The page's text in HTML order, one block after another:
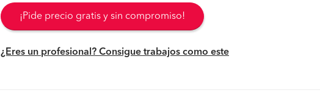
¡Pide precio gratis y sin compromiso!
¿Eres un profesional? Consigue trabajos como este